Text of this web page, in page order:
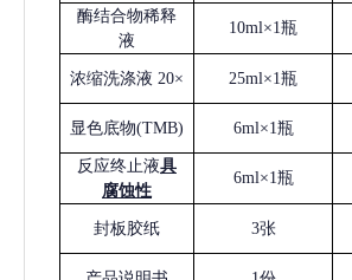
酶结合物稀释
液
10ml×1瓶
浓缩洗涤液 20× 25ml×1瓶
显色底物(TMB) 6ml×1瓶
反应终止液具
腐蚀性
6ml×1瓶
封板胶纸 3张